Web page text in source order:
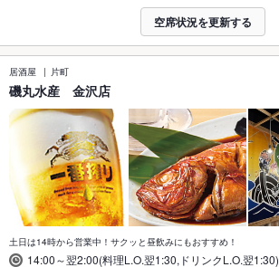
空席状況を更新する
居酒屋 片町
磯丸水産 金沢店
土日は14時から営業中！サクッと昼飲みにもおすすめ！
14:00～翌2:00(料理L.O.翌1:30,ドリンクL.O.翌1:30)